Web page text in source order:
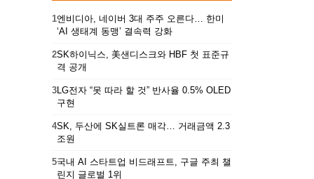
1엔비디아, 네이버 3대 주주 오른다… 한미
‘AI 생태계 동맹’ 결속력 강화
2SK하이닉스, 美샌디스크와 HBF 첫 표준규
격 공개
3LG전자 “못 따라 할 것” 반사율 0.5% OLED
구현
4SK, 두산에 SK실트론 매각… 거래금액 2.3
조원
5국내 AI 스타트업 비드래프트, 구글 주최 챌
린지 글로벌 1위